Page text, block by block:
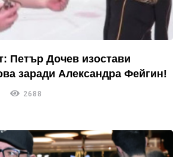
Петър Дочев изостави
заради Александра Фейгин!
2688